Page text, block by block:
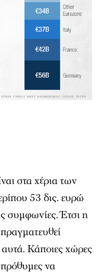
στα χέρια των
53 δις. ευρώ
συμφωνίες. Έτσι η
Κάποιες χώρες
να